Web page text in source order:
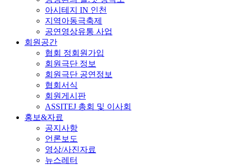
아시테지 IN 인천
지역아동극축제
공연영상유통 사업
회원공간
협회 정회원가입
회원극단 정보
회원극단 공연정보
협회서식
회원게시판
ASSITEJ 총회 및 이사회
홍보&자료
공지사항
언론보도
영상/사진자료
뉴스레터